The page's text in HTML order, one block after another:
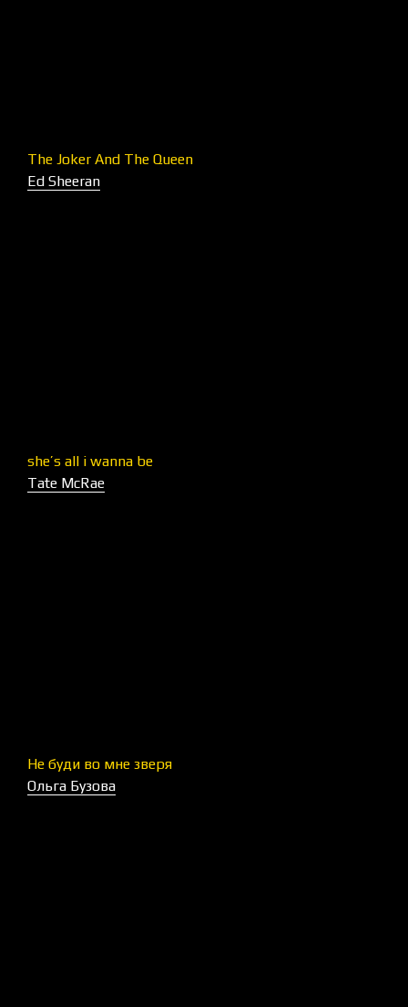
The Joker And The Queen
Ed Sheeran
she’s all i wanna be
Tate McRae
Не буди во мне зверя
Ольга Бузова